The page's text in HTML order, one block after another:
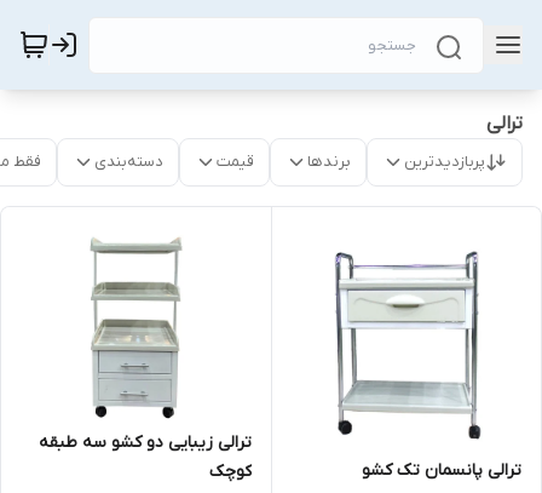
ترالی
پربازدیدترین برندها قیمت دسته‌بندی فقط
ترالی پانسمان تک کشو
ترالی زیبایی دو کشو سه طبقه
کوچک